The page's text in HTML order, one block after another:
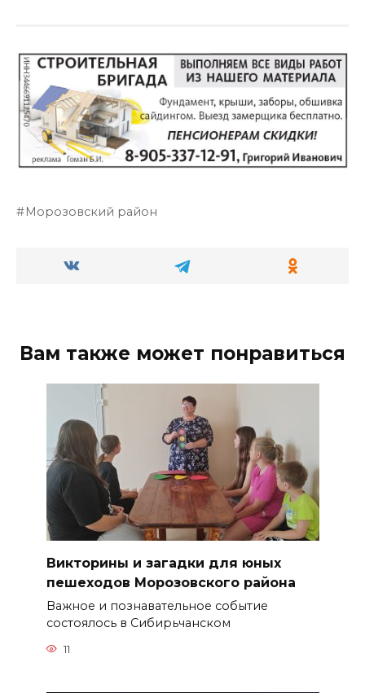
Морозовский район
Вам также может понравиться
Викторины и загадки для юных
пешеходов Морозовского района
Важное и познавательное событие
состоялось в Сибирьчанском
11